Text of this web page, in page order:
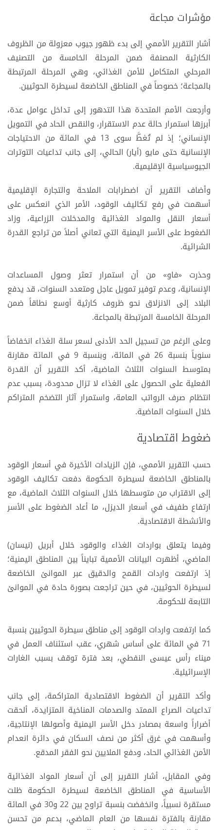
مؤشرات مجاعة
أشار التقرير الأممي إلى بدء ظهور جيوب معزولة من الظروف
الكارثية المصنفة ضمن المرحلة الخامسة من التصنيف
المرحلي المتكامل للأمن الغذائي، وهي المرحلة المرتبطة
بالمجاعة؛ خصوصاً في المناطق الخاضعة لسيطرة الحوثيين.
وأرجعت الأمم المتحدة هذا التدهور إلى تداخل عوامل عدة،
أبرزها استمرار حالة عدم الاستقرار، والنقص الحاد في التمويل
الإنساني؛ إذ لم تُغطَّ سوى 13 في المائة من الاحتياجات
الإنسانية حتى مايو (أيار) الحالي، إلى جانب تداعيات التوترات
الجيوسياسية الإقليمية.
وأضاف التقرير أن اضطرابات الملاحة والتجارة الإقليمية
أسهمت في رفع تكاليف الوقود، الأمر الذي انعكس على
أسعار النقل والمواد الغذائية والمدخلات الزراعية، وزاد
الضغوط على الأسر اليمنية التي تعاني أصلاً من تراجع القدرة
الشرائية.
وحذرت «فاو» من أن استمرار تعثر وصول المساعدات
الإنسانية، وعدم توفير تمويل عاجل ومتعدد السنوات، قد يدفع
البلاد إلى الانزلاق نحو ظروف كارثية أوسع نطاقاً ضمن
المرحلة الخامسة المرتبطة بالمجاعة.
وعلى الرغم من تسجيل الحد الأدنى لسعر سلة الغذاء انخفاضاً
سنوياً بنسبة 26 في المائة، وبنسبة 9 في المائة مقارنة
بمتوسط السنوات الثلاث الماضية، أكد التقرير أن القدرة
الفعلية على الحصول على الغذاء لا تزال محدودة، بسبب عدم
انتظام صرف الرواتب العامة، واستمرار آثار التضخم المتراكم
خلال السنوات الماضية.
ضغوط اقتصادية
حسب التقرير الأممي، فإن الزيادات الأخيرة في أسعار الوقود
بالمناطق الخاضعة لسيطرة الحكومة دفعت تكاليف الوقود
إلى الاقتراب من متوسطها خلال السنوات الثلاث الماضية، مع
ارتفاع طفيف في أسعار الديزل، ما أعاد الضغوط على الأسر
والأنشطة الاقتصادية.
وفيما يتعلق بواردات الغذاء والوقود خلال أبريل (نيسان)
الماضي، أظهرت البيانات الأممية تبايناً بين المناطق اليمنية؛
إذ ارتفعت واردات القمح والدقيق عبر الموانئ الخاضعة
لسيطرة الحوثيين، في حين تراجعت بصورة حادة في الموانئ
التابعة للحكومة.
كما ارتفعت واردات الوقود إلى مناطق سيطرة الحوثيين بنسبة
71 في المائة على أساس شهري، عقب استئناف العمل في
ميناء رأس عيسى النفطي، بعد فترة توقف بسبب الغارات
الإسرائيلية.
وأكد التقرير أن الضغوط الاقتصادية المتراكمة، إلى جانب
تداعيات الصراع الممتد والصدمات المناخية المتزايدة، ألحقت
أضراراً واسعة بمصادر دخل الأسر اليمنية وأصولها الإنتاجية،
وأسهمت في غرق أكثر من نصف السكان في دائرة انعدام
الأمن الغذائي الحاد، ودفع الملايين نحو الفقر المدقع.
وفي المقابل، أشار التقرير إلى أن أسعار المواد الغذائية
الأساسية في المناطق الخاضعة لسيطرة الحكومة ظلت
مستقرة نسبياً، وانخفضت بنسبة تراوح بين 22 و30 في المائة
مقارنة بالفترة نفسها من العام الماضي، بدعم من تحسن